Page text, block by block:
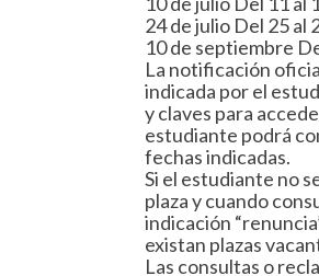
24 de julio Del 25 al
10 de septiembre
La notificación
indicada por el
y claves para
estudiante podrá
fechas indicadas.
Si el estudiante no
plaza y cuando
indicación
existan plazas
Las consultas o